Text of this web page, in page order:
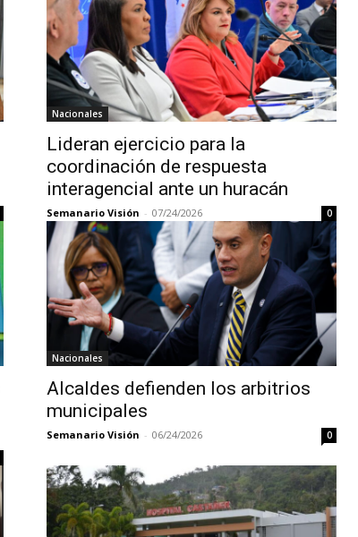
Nacionales
Lideran ejercicio para la
coordinación de respuesta
interagencial ante un huracán
Semanario Visión - 07/24/2026 0
Nacionales
Alcaldes defienden los arbitrios
municipales
Semanario Visión - 06/24/2026 0